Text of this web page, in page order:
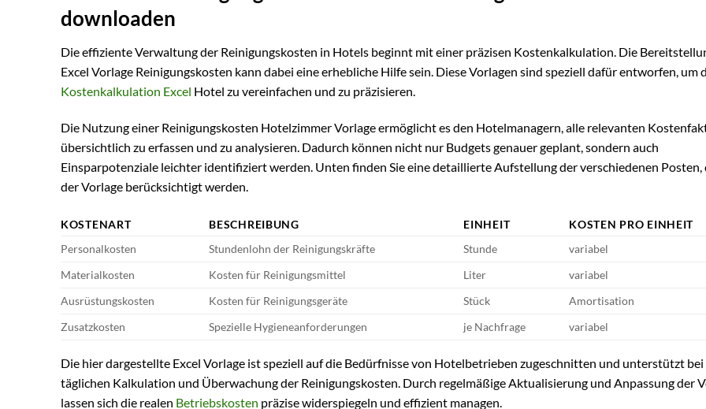
downloaden
Die effiziente Verwaltung der Reinigungskosten in Hotels beginnt mit einer präzisen Kostenkalkulation. Die
Excel Vorlage Reinigungskosten kann dabei eine erhebliche Hilfe sein. Diese Vorlagen sind speziell dafür entworfen, um
Kostenkalkulation Excel Hotel zu vereinfachen und zu präzisieren.
Die Nutzung einer Reinigungskosten Hotelzimmer Vorlage ermöglicht es den Hotelmanagern, alle relevanten
übersichtlich zu erfassen und zu analysieren. Dadurch können nicht nur Budgets genauer geplant, sondern auch
Einsparpotenziale leichter identifiziert werden. Unten finden Sie eine detaillierte Aufstellung der verschiedenen Posten,
der Vorlage berücksichtigt werden.
KOSTENART BESCHREIBUNG EINHEIT
KOSTEN PRO EINHEIT
Personalkosten
Stundenlohn der Reinigungskräfte Stunde
variabel
Materialkosten
Kosten für Reinigungsmittel Liter
variabel
Ausrüstungskosten
Kosten für Reinigungsgeräte Stück
Amortisation
Zusatzkosten
Spezielle Hygieneanforderungen je Nachfrage variabel
Die hier dargestellte Excel Vorlage ist speziell auf die Bedürfnisse von Hotelbetrieben zugeschnitten und unterstützt bei
täglichen Kalkulation und Überwachung der Reinigungskosten. Durch regelmäßige Aktualisierung und Anpassung der
lassen sich die realen Betriebskosten präzise widerspiegeln und effizient managen.